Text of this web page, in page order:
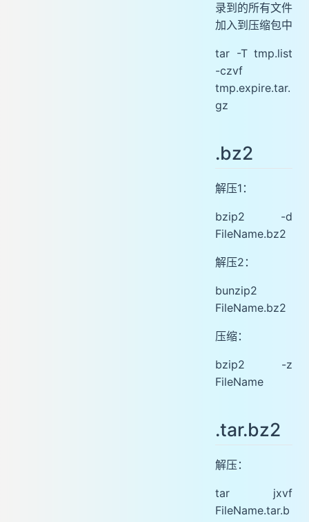
录到的所有文件
加入到压缩包中
tar -T tmp.list
-czvf
tmp.expire.tar.
gz
.bz2
解压1：
bzip2 -d
FileName.bz2
解压2：
bunzip2
FileName.bz2
压缩：
bzip2 -z
FileName
.tar.bz2
解压：
tar jxvf
FileName.tar.b